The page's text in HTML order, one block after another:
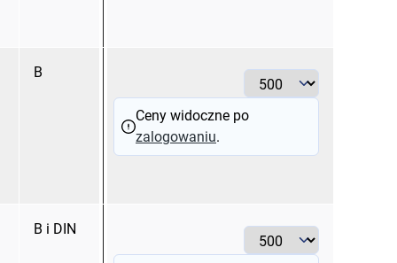
B 2,50 SL
Ceny widoczne po
zalogowaniu.
B i DIN 0,50 HL